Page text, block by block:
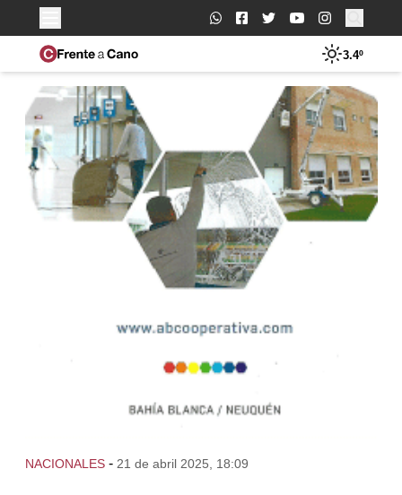
Buscar:
3.4º
NACIONALES - 21 de abril 2025, 18:09